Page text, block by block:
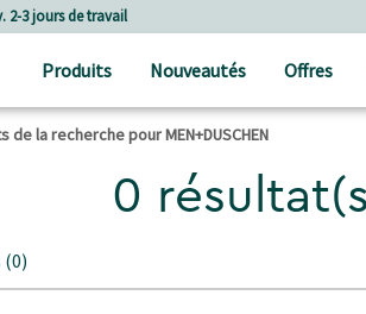
2-3 jours de travail
Produits Nouveautés Offres
de la recherche pour MEN+DUSCHEN
0
(0)